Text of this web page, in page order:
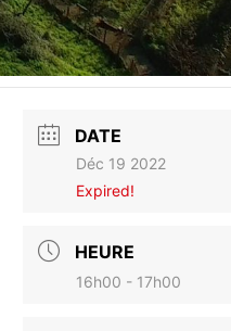
DATE
Déc 19 2022
Expired!
HEURE
16h00 - 17h00